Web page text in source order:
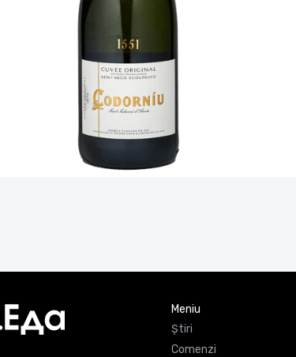
Meniu
Știri
Comenzi